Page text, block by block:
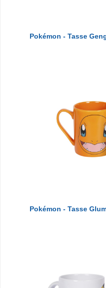
Pokémon - Tasse
Pokémon - Tasse